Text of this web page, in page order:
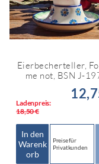
Eierbecherteller,
me not, BSN J-
Ladenpreis:
18,50 €
In den
Warenk
orb
Preise für
Privatkunden